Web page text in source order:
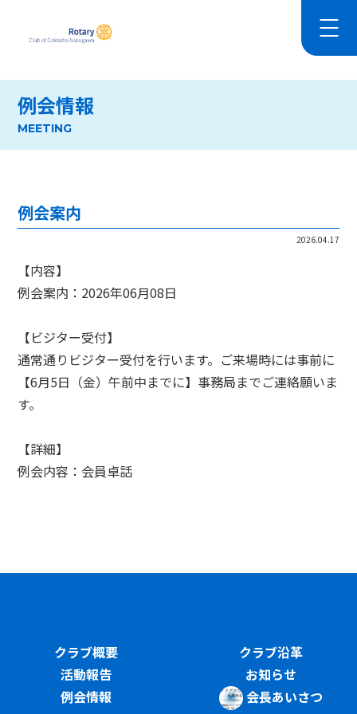
例会情報
MEETING
例会案内
2026.04.17
【内容】
例会案内：2026年06月08日
【ビジター受付】
通常通りビジター受付を行います。ご来場時には事前に
【6月5日（金）午前中までに】事務局までご連絡願いま
す。
【詳細】
例会内容：会員卓話
クラブ概要
クラブ沿革
活動報告
お知らせ
例会情報
会長あいさつ